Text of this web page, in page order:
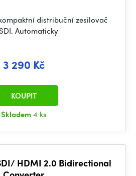
kompaktní distribuční zesilovač
Automaticky
3 290 Kč
Skladem4 ks
KOUPIT
HDMI 2.0 Bidirectional